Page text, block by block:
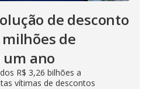
de desconto
de
um ano
R$ 3,26 bilhões a
vítimas de descontos